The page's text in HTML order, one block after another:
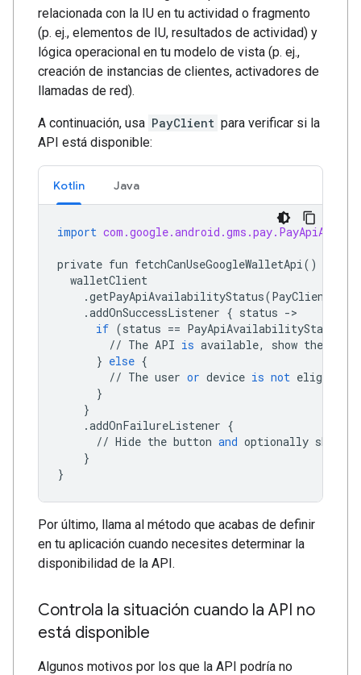
relacionada con la IU en tu actividad o fragmento
(p. ej., elementos de IU, resultados de actividad) y
lógica operacional en tu modelo de vista (p. ej.,
creación de instancias de clientes, activadores de
llamadas de red).
A continuación, usa PayClient para verificar si la
API está disponible:
Kotlin Java
import
private fun fetchCanUseGoogleWalletApi()
walletClient
.getPayApiAvailabilityStatus(PayClient
.addOnSuccessListener { status ->
if (status == PayApiAvailabilityStatus
// The API is available, show the
} else {
// The user or device is not eligible
}
}
.addOnFailureListener {
// Hide the button and optionally show
}
}
Por último, llama al método que acabas de definir
en tu aplicación cuando necesites determinar la
disponibilidad de la API.
Controla la situación cuando la API no
está disponible
Algunos motivos por los que la API podría no